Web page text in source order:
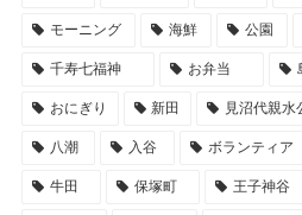
モーニング 海鮮 公園
千寿七福神 お弁当
おにぎり 新田 見沼代親水
八潮 入谷 ボランティア
牛田 保塚町 王子神谷